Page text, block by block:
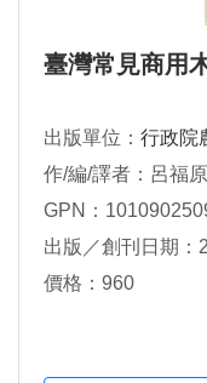
臺灣常見商用
出版單位： 行政院
作/編/譯者：呂福
GPN：
出版／創刊日期：
價格：960